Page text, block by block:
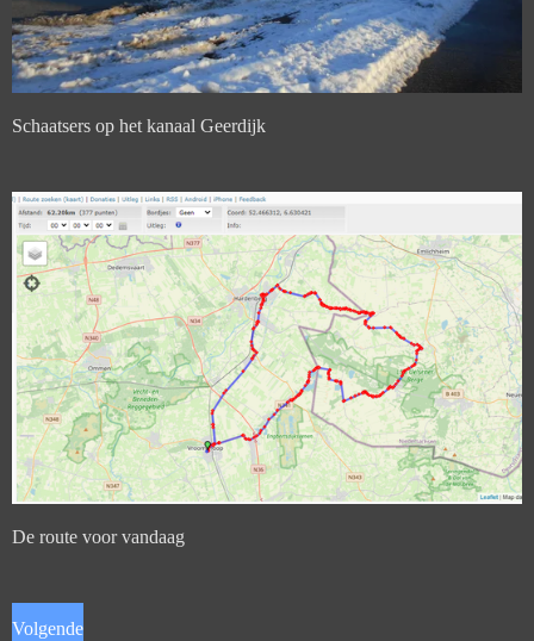
Schaatsers op het kanaal Geerdijk
De route voor vandaag
Volgende